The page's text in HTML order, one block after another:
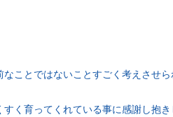
ことではないことすごく考えさせら
く育ってくれている事に感謝し抱